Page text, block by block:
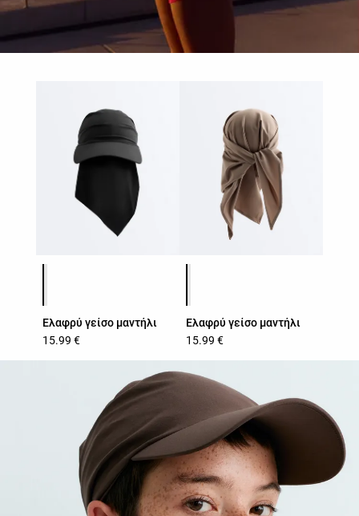
Λίστα χρωμάτων προϊόντος
Ελαφρύ γείσο μαντήλι
15.99 €
Λίστα χρωμάτων προϊόντος
Ελαφρύ γείσο μαντήλι
15.99 €